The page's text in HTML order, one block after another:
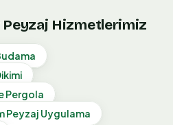
Peyzaj Hizmetlerimiz
Pergola
Peyzaj Uygulama